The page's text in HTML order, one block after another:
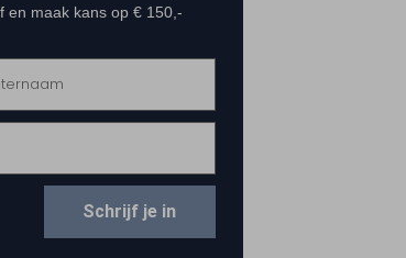
en maak kans op € 150,-
Schrijf je in